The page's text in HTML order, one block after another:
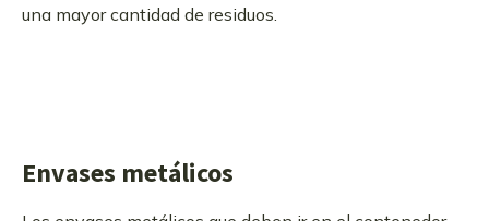
una mayor cantidad de residuos.
Envases metálicos